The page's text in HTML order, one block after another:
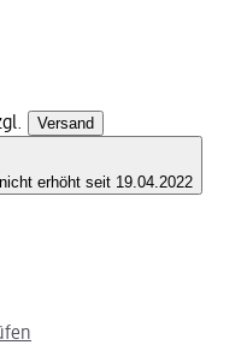
Versand
nicht erhöht seit 19.04.2022